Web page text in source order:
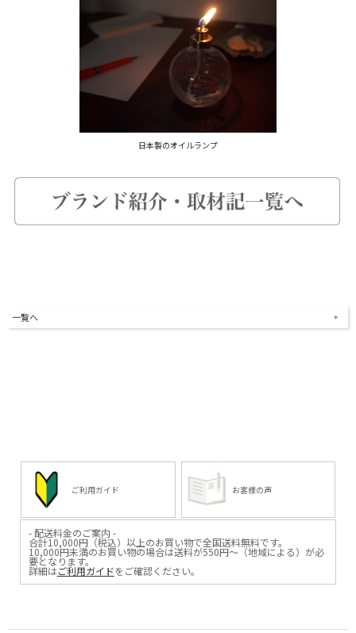
日本製のオイルランプ
一覧へ
ご利用ガイド お客様の声
- 配送料金のご案内 -
合計10,000円（税込）以上のお買い物で全国送料無料です。
10,000円未満のお買い物の場合は送料が550円～（地域による）が必
要となります。
詳細はご利用ガイドをご確認ください。